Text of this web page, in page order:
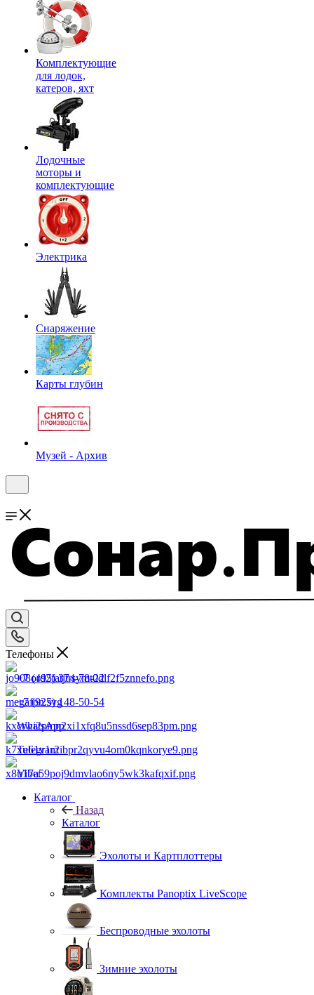
Комплектующие
для лодок,
катеров, яхт
Лодочные
моторы и
комплектующие
Электрика
Снаряжение
Карты глубин
Музей - Архив
Телефоны
+7 (495) 374-78-22
+7 (925) 148-50-54
WhatsApp
Telegram
Viber
Каталог
Назад
Каталог
Эхолоты и Картплоттеры
Комплекты Panoptix LiveScope
Беспроводные эхолоты
Зимние эхолоты